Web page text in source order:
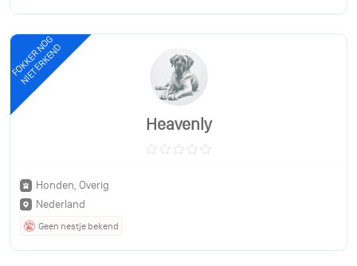
FOKKER NOG
NIET ERKEND
Heavenly
Honden, Overig
Nederland
Geen nestje bekend